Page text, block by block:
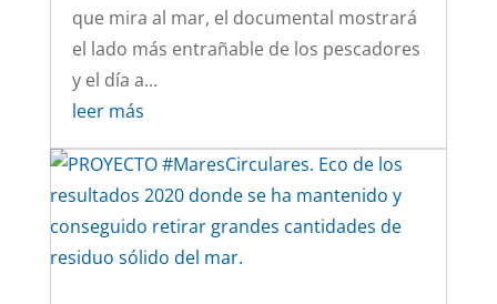
que mira al mar, el documental mostrará
el lado más entrañable de los pescadores
y el día a...
leer más